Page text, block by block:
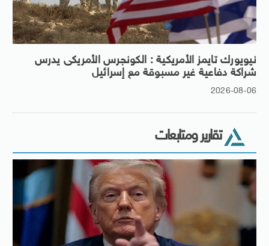
نيويورك تايمز الأمريكية : الكونجرس الأمريكى يدرس
شراكة دفاعية غير مسبوقة مع إسرائيل
2026-08-06
تقارير ومتابعات